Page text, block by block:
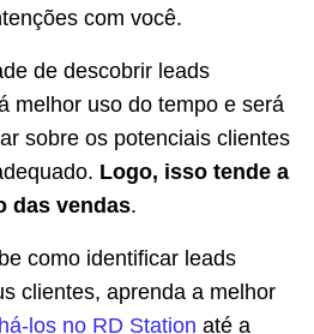
com você.
de descobrir leads
melhor uso do tempo e será
sobre os potenciais clientes
Logo, isso tende a
das vendas.
como identificar leads
clientes, aprenda a melhor
los no RD Station até a